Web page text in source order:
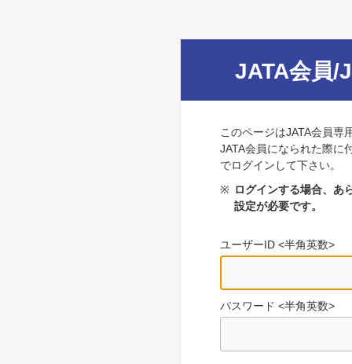
JATA会員/
このページはJATA会員専
JATA会員になられた際に
でログインして下さい。
※ ログインする場合、あ
設定が必要です。
ユーザーID <半角英数>
パスワード <半角英数>